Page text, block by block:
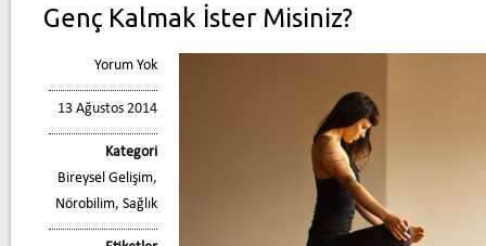
Genç Kalmak İster Misiniz?
Yorum Yok
13 Ağustos 2014
Kategori
Bireysel Gelişim,
Nörobilim, Sağlık